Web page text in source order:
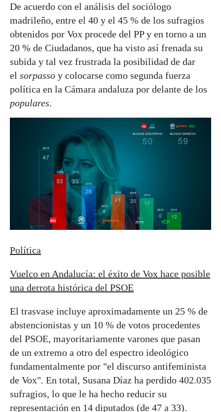
De acuerdo con el análisis del sociólogo
madrileño, entre el 40 y el 45 % de los sufragios
obtenidos por Vox procede del PP y en torno a un
20 % de Ciudadanos, que ha visto así frenada su
subida y tal vez frustrada la posibilidad de dar
el sorpasso y colocarse como segunda fuerza
política en la Cámara andaluza por delante de los
populares.
Política
Vuelco en Andalucía: el éxito de Vox hace posible
una derrota histórica del PSOE
El trasvase incluye aproximadamente un 25 % de
abstencionistas y un 10 % de votos procedentes
del PSOE, mayoritariamente varones que pasan
de un extremo a otro del espectro ideológico
fundamentalmente por "el discurso antifeminista
de Vox". En total, Susana Díaz ha perdido 402.035
sufragios, lo que le ha hecho reducir su
representación en 14 diputados (de 47 a 33).